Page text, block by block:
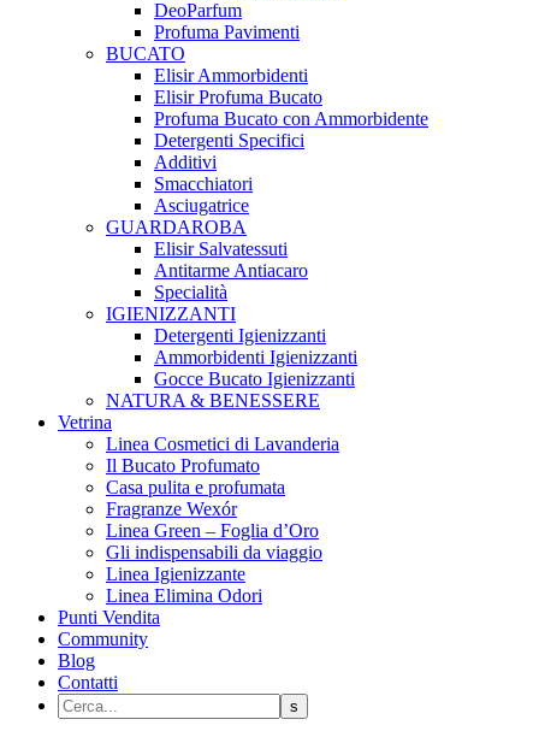
DeoParfum
Profuma Pavimenti
BUCATO
Elisir Ammorbidenti
Elisir Profuma Bucato
Profuma Bucato con Ammorbidente
Detergenti Specifici
Additivi
Smacchiatori
Asciugatrice
GUARDAROBA
Elisir Salvatessuti
Antitarme Antiacaro
Specialità
IGIENIZZANTI
Detergenti Igienizzanti
Ammorbidenti Igienizzanti
Gocce Bucato Igienizzanti
NATURA & BENESSERE
Vetrina
Linea Cosmetici di Lavanderia
Il Bucato Profumato
Casa pulita e profumata
Fragranze Wexór
Linea Green – Foglia d’Oro
Gli indispensabili da viaggio
Linea Igienizzante
Linea Elimina Odori
Punti Vendita
Community
Blog
Contatti